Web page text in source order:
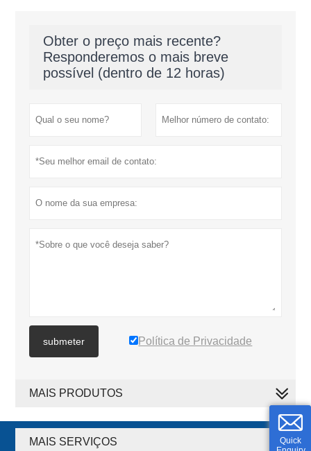
Quick
Obter o preço mais recente?
Responderemos o mais breve
possível (dentro de 12 horas)
submeter Política de Privacidade
MAIS PRODUTOS
MAIS SERVIÇOS